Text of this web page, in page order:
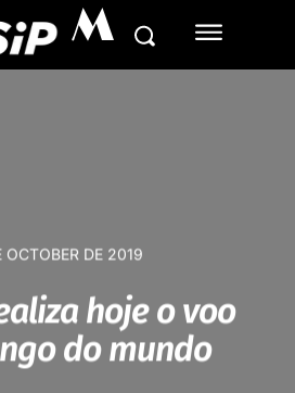
M
OCTOBER DE 2019
hoje o voo
do mundo